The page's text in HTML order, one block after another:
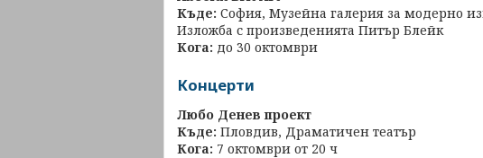
Къде: София, Музейна галерия за модерно
Изложба с произведенията Питър Блейк
Кога: до 30 октомври
Концерти
Любо Денев проект
Къде: Пловдив, Драматичен театър
Кога: 7 октомври от 20 ч